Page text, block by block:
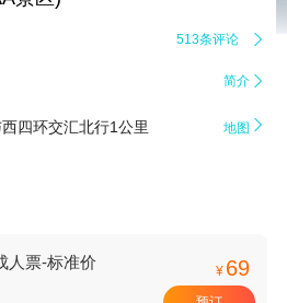
513条评论 
简介 
四环交汇北行1公里 地图 
人票-标准价 ¥ 69